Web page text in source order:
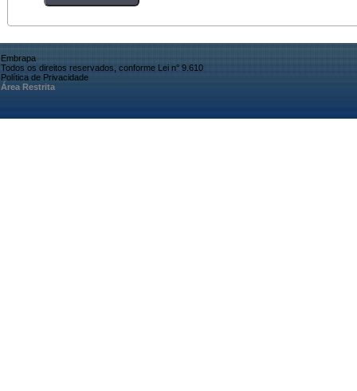
Embrapa
Todos os direitos reservados, conforme Lei n° 9.610
Política de Privacidade
Área Restrita